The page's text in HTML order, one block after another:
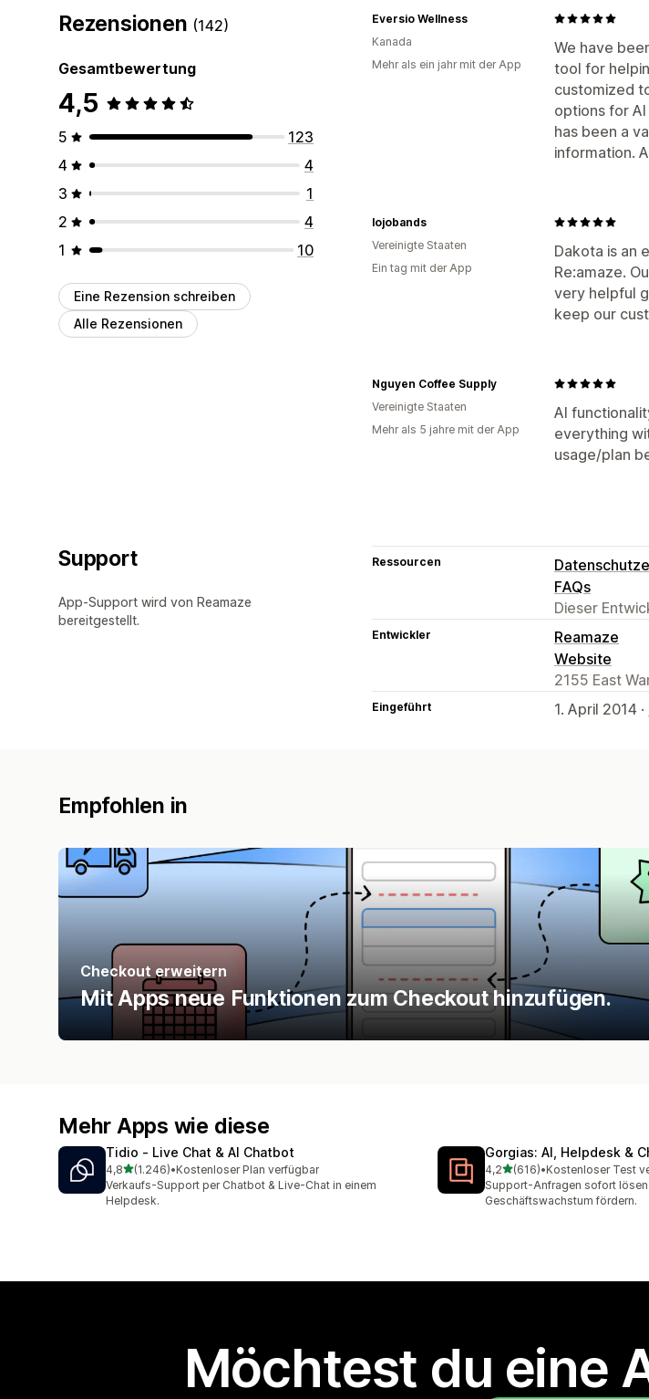
Rezensionen (142)
Gesamtbewertung
4,5
5
123
4
4
3
1
2
4
1
10
Eine Rezension schreiben
Alle Rezensionen
We have
tool for
customized
options for
has been a
information.
Eversio Wellness
Kanada
Mehr als ein jahr mit der App
Dakota is an
Re:amaze.
very helpful
keep our
lojobands
Vereinigte Staaten
Ein tag mit der App
AI
everything
usage/plan
Nguyen Coffee Supply
Vereinigte Staaten
Mehr als 5 jahre mit der App
Support
App-Support wird von Reamaze
bereitgestellt.
Ressourcen
FAQs
Dieser
Entwickler
Reamaze
Website
2155 East
Eingeführt 1. April 2014 ·
Empfohlen in
Checkout erweitern
Mit Apps neue Funktionen zum Checkout hinzufügen.
Mehr Apps wie diese
Tidio ‑ Live Chat & AI Chatbot
4,8von 5 Sternen
(1.246)
1246 Rezensionen insgesamt
•Kostenloser Plan verfügbar
Verkaufs-Support per Chatbot & Live-Chat in einem
Helpdesk.
Gorgias: AI, Helpdesk &
4,2von 5 Sternen
(616)
616 Rezensionen insgesamt
•Kostenloser Test
Support-Anfragen sofort
Geschäftswachstum fördern.
Möchtest du eine